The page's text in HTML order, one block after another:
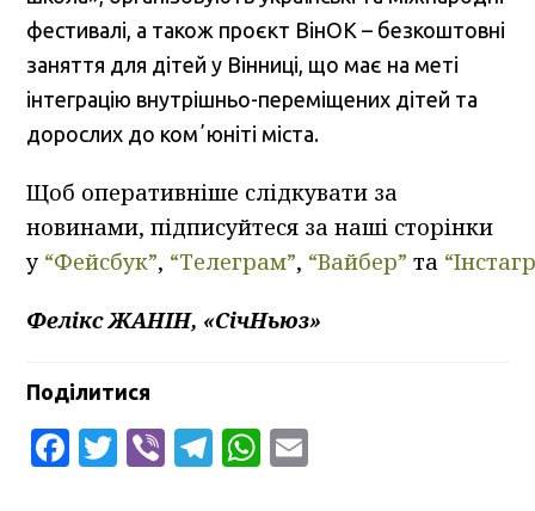
фестивалі, а також проєкт ВінОК – безкоштовні
заняття для дітей у Вінниці, що має на меті
інтеграцію внутрішньо-переміщених дітей та
дорослих до комʼюніті міста.
Щоб оперативніше слідкувати за
новинами, підписуйтеся за наші сторінки
у “Фейсбук”, “Телеграм”, “Вайбер” та
Фелікс ЖАНІН, «СічНьюз»
Поділитися
Facebook
Twitter
ViberTelegram
WhatsApp